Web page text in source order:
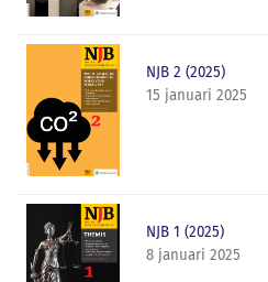
NJB 2 (2025)
15 januari 2025
NJB 1 (2025)
8 januari 2025